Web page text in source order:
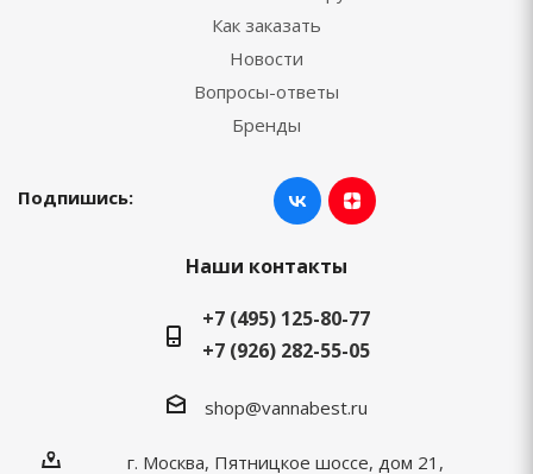
Как заказать
Новости
Вопросы-ответы
Бренды
Подпишись:
Наши контакты
+7 (495) 125-80-77
+7 (926) 282-55-05
shop@vannabest.ru
г. Москва, Пятницкое шоссе, дом 21,